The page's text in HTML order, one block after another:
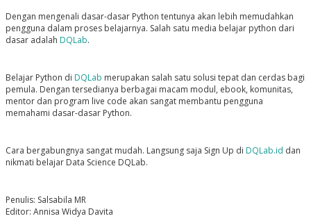
Dengan mengenali dasar-dasar Python tentunya akan lebih memudahkan
pengguna dalam proses belajarnya. Salah satu media belajar python dari
dasar adalah DQLab.
Belajar Python di DQLab merupakan salah satu solusi tepat dan cerdas bagi
pemula. Dengan tersedianya berbagai macam modul, ebook, komunitas,
mentor dan program live code akan sangat membantu pengguna
memahami dasar-dasar Python.
Cara bergabungnya sangat mudah. Langsung saja Sign Up di DQLab.id dan
nikmati belajar Data Science DQLab.
Penulis: Salsabila MR
Editor: Annisa Widya Davita